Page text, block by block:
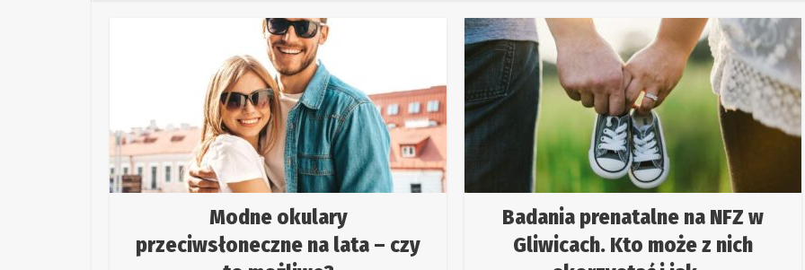
Modne okulary
przeciwsłoneczne na lata – czy
Badania prenatalne na NFZ w
Gliwicach. Kto może z nich